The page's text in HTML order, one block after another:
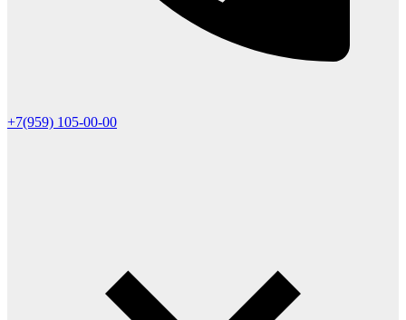
+7(959) 105-00-00